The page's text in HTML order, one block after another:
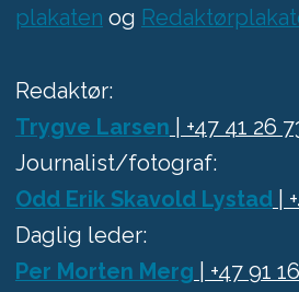
plakaten og
Redaktør:
Trygve Larsen | +47 41 26
Journalist/fotograf:
Odd Erik Skavold Lystad|
Daglig leder:
Per Morten Merg | +47 91